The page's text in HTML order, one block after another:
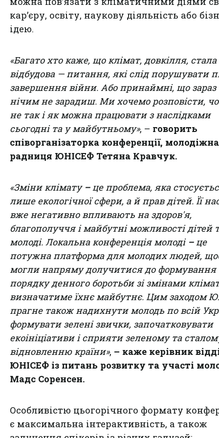
карʼєру, освіту, наукову діяльність або
ідею.
«Багато хто каже, що клімат, довкілля, стала
відбудова — питання, які слід порушувати
завершення війни. Або принаймні, що зараз
нічим не зарадиш. Ми хочемо розповісти,
не так і як можна працювати з наслідками
сьогодні та у майбутньому», – говорить
співорганізаторка конференції, молодіжна
радниця ЮНІСЕФ Тетяна Кравчук.
«Зміни клімату –це проблема, яка
лише екологічної сфери, а й прав дітей. Її
вже негативно впливають на здоров'я,
благополуччя і майбутні можливості дітей
молоді. Локальна конференція молоді –це
потужна платформа для молодих людей,
могли напряму долучитися до формування
порядку денного боротьби зі змінами
визначатиме їхнє майбутнє. Цим заходом
прагне також надихнути молодь по всій
формувати зелені звички, започатковувати
екоініціативи і сприяти зеленому та
відновленню країни», – каже керівник
ЮНІСЕФ із питань розвитку та участі
Мадс Соренсен.
Особливістю цьогорічного формату
є максимальна інтерактивність, а також